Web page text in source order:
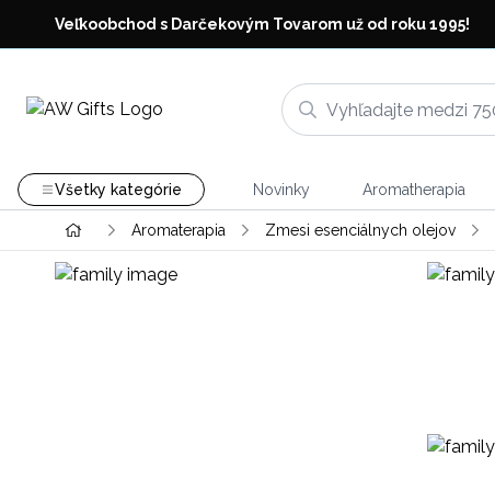
Veľkoobchod s Darčekovým Tovarom už od roku 1995!
Všetky kategórie Novinky Aromatherapia
Aromaterapia Zmesi esenciálnych olejov